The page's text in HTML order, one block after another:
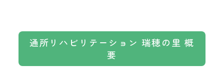
通所リハビリテーション 瑞穂の里 概
要